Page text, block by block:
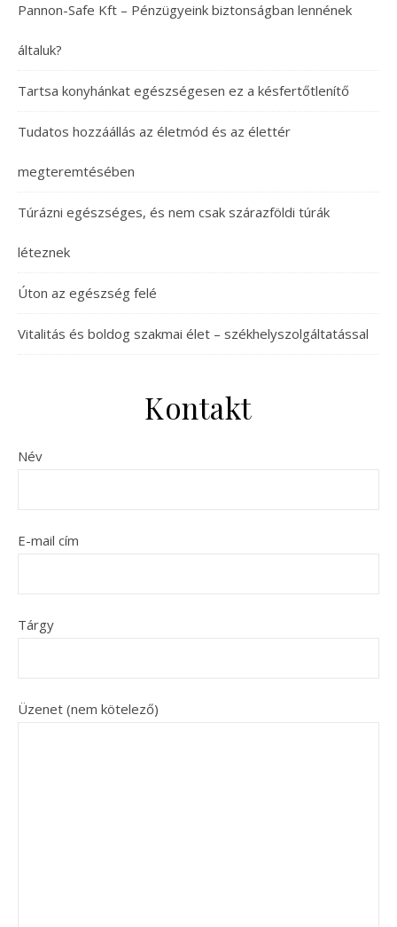
Pannon-Safe Kft – Pénzügyeink biztonságban lennének
általuk?
Tartsa konyhánkat egészségesen ez a késfertőtlenítő
Tudatos hozzáállás az életmód és az élettér
megteremtésében
Túrázni egészséges, és nem csak szárazföldi túrák
léteznek
Úton az egészség felé
Vitalitás és boldog szakmai élet – székhelyszolgáltatással
Kontakt
Név
E-mail cím
Tárgy
Üzenet (nem kötelező)